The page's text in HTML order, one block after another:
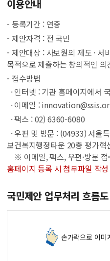
이용안내
- 등록기간 : 연중
- 제안자격 : 전 국민
- 제안대상 : 사보원의 제도 · 서
목적으로 제출하는 창의적인 의
- 접수방법
· 인터넷 : 기관 홈페이지에서
· 이메일 :
· 팩스 : 02) 6360-6080
· 우편 및 방문 : (04933) 서울
보건복지행정타운 20층 평가혁
※ 이메일, 팩스, 우편·방문 접
홈페이지 등록 시 첨부파일 작
국민제안 업무처리 흐름도
손가락으로 이미